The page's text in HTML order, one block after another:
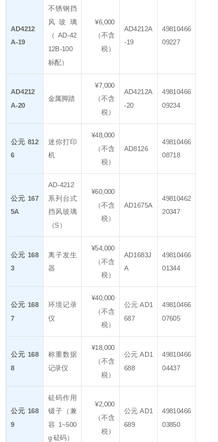
AD4212
A-19
不锈钢挡
风玻璃
（AD-42
12B-100
标配）
¥6,000
（不含
税）
AD4212A
-19
49810466
09227
AD4212
A-20
金属脚踏
¥7,000
（不含
税）
AD4212A
-20
49810466
09234
公元 812
6
迷你打印
机
¥48,000
（不含
税）
AD8126
49810466
08718
公元 167
5A
AD-4212
系列台式
挡风玻璃
（S）
¥60,000
（不含
税）
AD1675A
49810462
20347
公元 168
3
离子发生
器
¥54,000
（不含
税）
AD1683J
A
49810466
01344
公元 168
7
环境记录
仪
¥40,000
（不含
税）
公元 AD1
687
49810466
07605
公元 168
8
称重数据
记录仪
¥18,000
（不含
税）
公元 AD1
688
49810466
04437
公元 168
9
砝码作用
镊子（兼
容 1~500
g 砝码）
¥2,000
（不含
税）
公元 AD1
689
49810466
03850